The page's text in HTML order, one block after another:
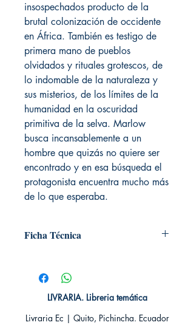
insospechados producto de la
brutal colonización de occidente
en África. También es testigo de
primera mano de pueblos
olvidados y rituales grotescos, de
lo indomable de la naturaleza y
sus misterios, de los límites de la
humanidad en la oscuridad
primitiva de la selva. Marlow
busca incansablemente a un
hombre que quizás no quiere ser
encontrado y en esa búsqueda el
protagonista encuentra mucho más
de lo que esperaba.
Ficha Técnica
Editorial: Plutón
Idioma: Castellano
Encuadernación: Tapa blanda
Categoría: Novela Clásica
LIVRARIA. Libreria temática
Livraria Ec | Quito, Pichincha. Ecuador